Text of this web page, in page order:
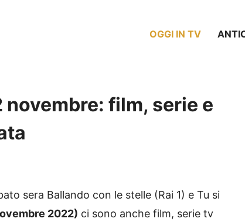
OGGI IN TV
film, serie e
sera Ballando con le stelle (Rai 1) e Tu si
2022) ci sono anche film, serie tv